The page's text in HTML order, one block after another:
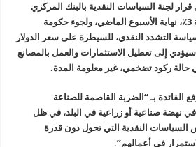
لجنة السياسات النقدية بالبنك المركزي
المصري، برفع الفائدة بنسبة 3٪، نهاية الأسبوع الماضي، ولجوء حكومة
التشدد النقدي، للسيطرة على سعر الدولار
سيؤدي إلى تعطيل الاستثمارات والعمل بالمصانع
حالة ركود تضخمي، غير معلومة المدة.
بـ “الضربة القاصمة للصناعة
نهضة صناعية أو زراعية في البلد، في ظل
السياسات النقدية التي تحول دون قدرة
في أعمالهم”.